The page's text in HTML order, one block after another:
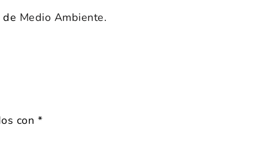
de Medio Ambiente.
con *